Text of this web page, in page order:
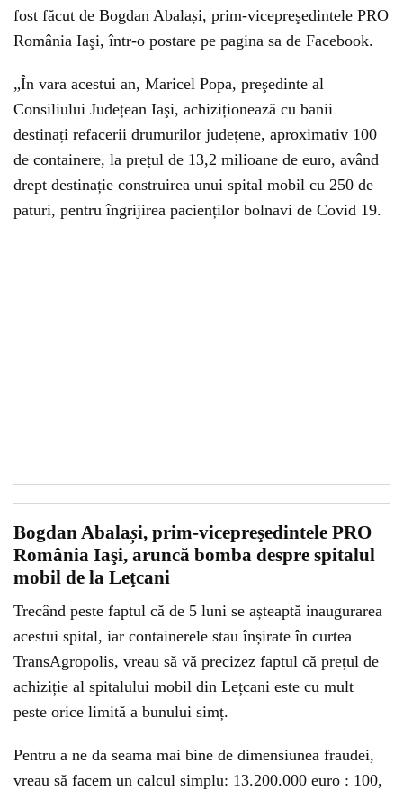
fost făcut de Bogdan Abalași, prim-vicepreşedintele PRO
România Iaşi, într-o postare pe pagina sa de Facebook.
„În vara acestui an, Maricel Popa, preşedinte al
Consiliului Județean Iaşi, achiziționează cu banii
destinați refacerii drumurilor județene, aproximativ 100
de containere, la prețul de 13,2 milioane de euro, având
drept destinație construirea unui spital mobil cu 250 de
paturi, pentru îngrijirea pacienților bolnavi de Covid 19.
Bogdan Abalași, prim-vicepreşedintele PRO
România Iaşi, aruncă bomba despre spitalul
mobil de la Leţcani
Trecând peste faptul că de 5 luni se așteaptă inaugurarea
acestui spital, iar containerele stau înșirate în curtea
TransAgropolis, vreau să vă precizez faptul că prețul de
achiziție al spitalului mobil din Lețcani este cu mult
peste orice limită a bunului simț.
Pentru a ne da seama mai bine de dimensiunea fraudei,
vreau să facem un calcul simplu: 13.200.000 euro : 100,